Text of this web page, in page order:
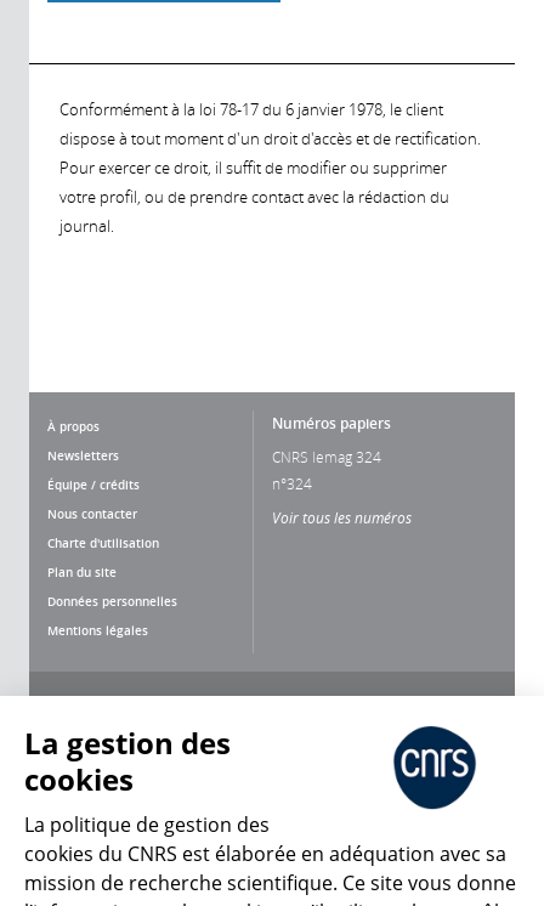
Conformément à la loi 78-17 du 6 janvier 1978, le client
dispose à tout moment d'un droit d'accès et de rectification.
Pour exercer ce droit, il suffit de modifier ou supprimer
votre profil, ou de prendre contact avec la rédaction du
journal.
À propos
Newsletters
Équipe / crédits
Nous contacter
Charte d'utilisation
Plan du site
Données personnelles
Mentions légales
Numéros papiers
CNRS lemag 324
n°324
Voir tous les numéros
CNRS Le Mag
La gestion des
cookies
La politique de gestion des
cookies du CNRS est élaborée en adéquation avec sa
mission de recherche scientifique. Ce site vous donne